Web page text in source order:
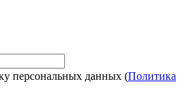
персональных данных (Политика